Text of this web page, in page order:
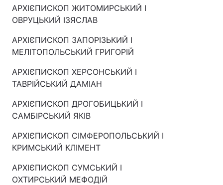
АРХІЄПИСКОП ЖИТОМИРСЬКИЙ І
ОВРУЦЬКИЙ ІЗЯСЛАВ
АРХІЄПИСКОП ЗАПОРІЗЬКИЙ І
МЕЛІТОПОЛЬСЬКИЙ ГРИГОРІЙ
АРХІЄПИСКОП ХЕРСОНСЬКИЙ І
ТАВРІЙСЬКИЙ ДАМІАН
АРХІЄПИСКОП ДРОГОБИЦЬКИЙ І
САМБІРСЬКИЙ ЯКІВ
АРХІЄПИСКОП СІМФЕРОПОЛЬСЬКИЙ І
КРИМСЬКИЙ КЛІМЕНТ
АРХІЄПИСКОП СУМСЬКИЙ І
ОХТИРСЬКИЙ МЕФОДІЙ